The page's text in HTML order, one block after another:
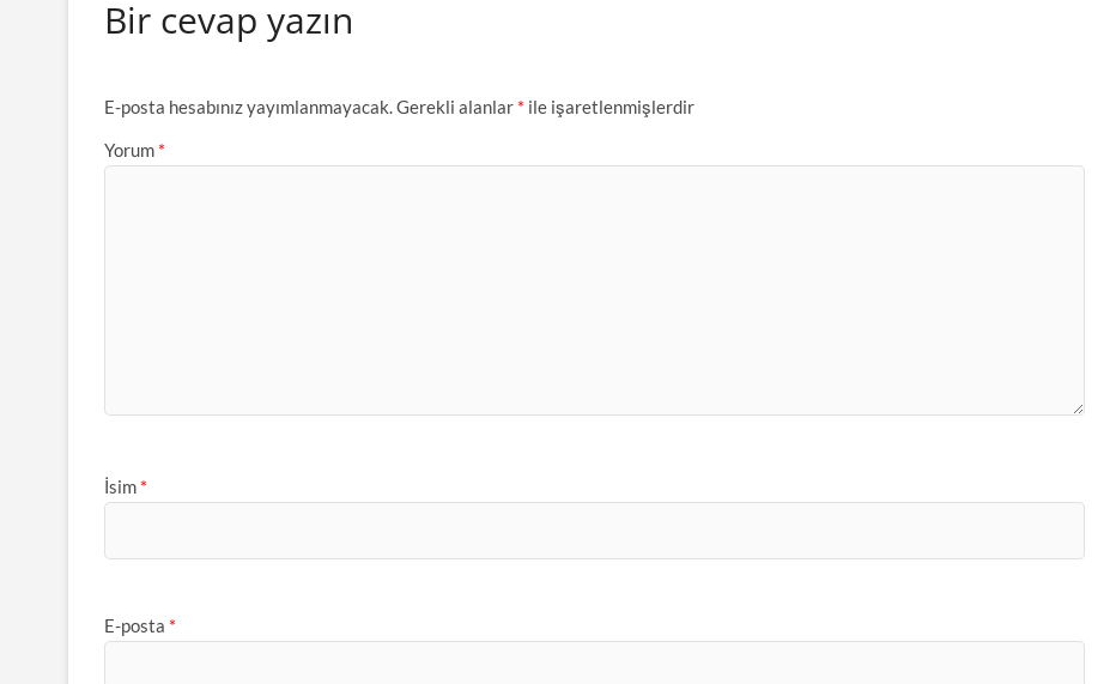
Bir cevap yazın
E-posta hesabınız yayımlanmayacak.Gerekli alanlar * ile işaretlenmişlerdir
Yorum *
İsim *
E-posta *